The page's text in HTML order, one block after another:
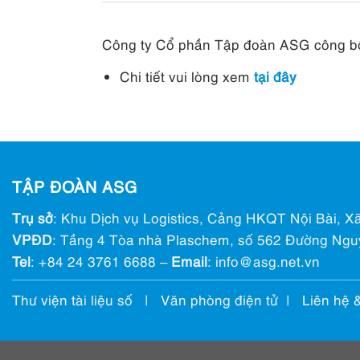
Công ty Cổ phần Tập đoàn ASG công
Chi tiết vui lòng xemtại đây
TẬP ĐOÀN ASG
Trụ sở: Khu Dịch vụ Logistics, Cảng HKQT Nội Bài,
VPĐD: Tầng 4 Tòa nhà Plaschem, số 562 Đường
Tel: +84 24 3761 6688 – Email: info@ asg.net.vn
Thư viện tài liệu số | Văn phòng điện tử | Liên hệ